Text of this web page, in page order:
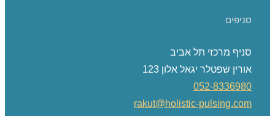
סניפים
סניף מרכזי תל אביב
אורין שפטלר יגאל אלון 123
052-8336980
rakut@holistic-pulsing.com